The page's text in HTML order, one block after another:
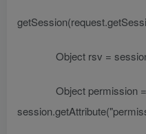
Object rsv =
Object permission =
session.getAttribute(